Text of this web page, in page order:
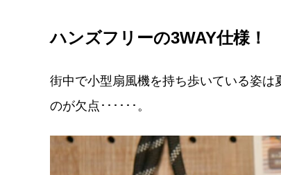
ハンズフリーの3WAY仕様！
街中で小型扇風機を持ち歩いている姿
のが欠点･･････。